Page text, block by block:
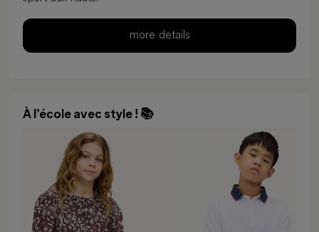
more details
À l’école avec style ! 📚